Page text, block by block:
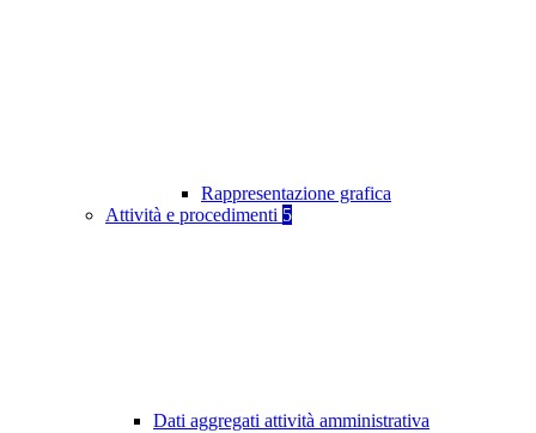
Rappresentazione grafica
Attività e procedimenti 5
Dati aggregati attività amministrativa